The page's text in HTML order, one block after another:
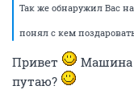
Так же обнаружил Вас
понял с кем
Привет
Машина
путаю?